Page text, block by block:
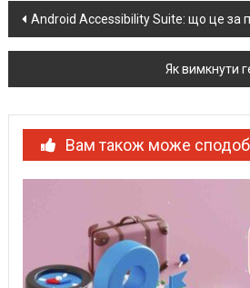
Post
navigation
Android Accessibility Suite: що це за
Як вимкнути
Вам також може